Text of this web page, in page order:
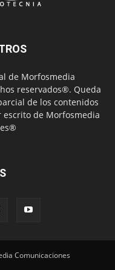
de Morfosmedia
reservados®. Queda
de los contenidos
de Morfosmedia
Comunicaciones